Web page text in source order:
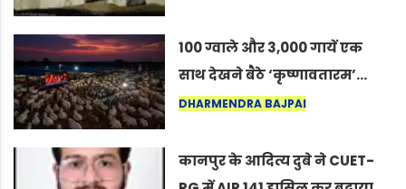
100 ग्वाले और 3,000 गायें एक
साथ देखने बैठे ‘कृष्णावतारम’…
नागपुर में दिखा ऐसा नज़ारा कि
कर सकते हैं”
DHARMENDRA BAJPAI
कानपुर के आदित्य दुबे ने CUET-